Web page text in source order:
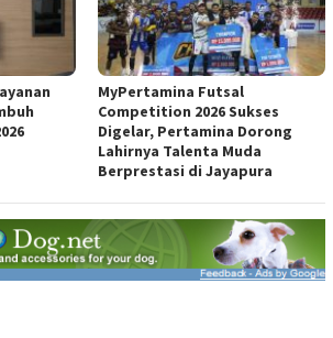
MyPertamina Futsal
Competition 2026 Sukses
Digelar, Pertamina Dorong
Lahirnya Talenta Muda
Berprestasi di Jayapura